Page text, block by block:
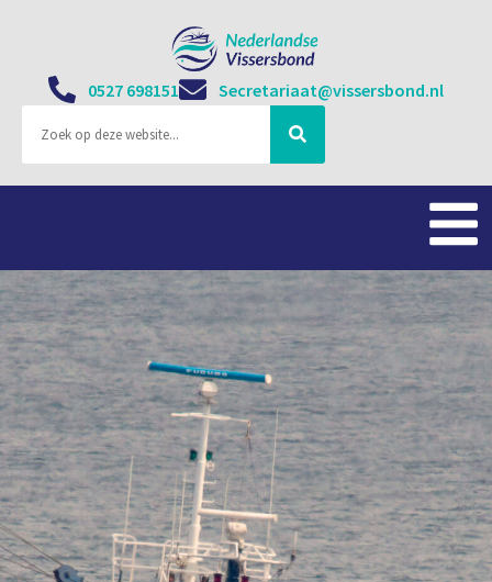
0527 698151 Secretariaat@vissersbond.nl